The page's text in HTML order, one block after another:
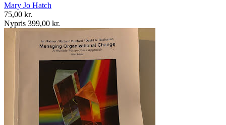
Mary Jo Hatch
75,00 kr.
Nypris 399,00 kr.